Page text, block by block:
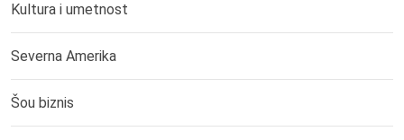
Kultura i umetnost
Severna Amerika
Šou biznis